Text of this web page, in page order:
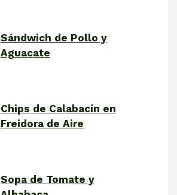
Sándwich de Pollo y
Aguacate
Chips de Calabacín en
Freidora de Aire
Sopa de Tomate y